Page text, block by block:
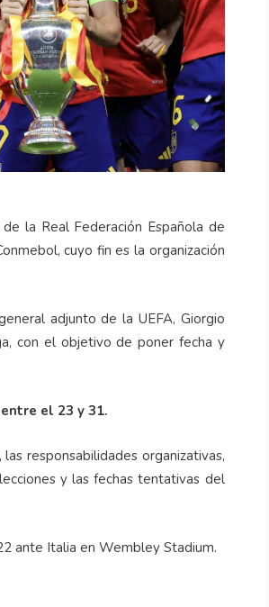
la Real Federación Española de
cuyo fin es la organización
adjunto de la UEFA, Giorgio
con el objetivo de poner fecha y
el 23 y 31.
responsabilidades organizativas,
y las fechas tentativas del
ante Italia en Wembley Stadium.